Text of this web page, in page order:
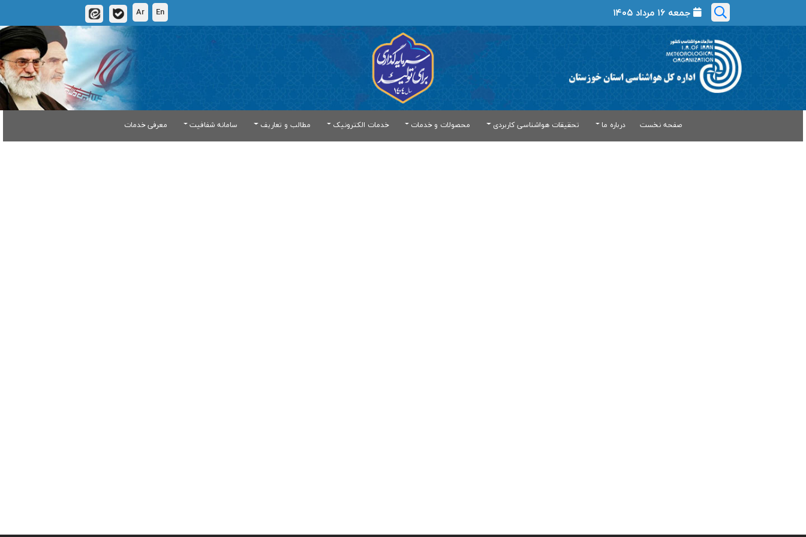
جمعه ۱۶ مرداد ۱۴۰۵ En
Ar
صفحه نخست درباره ما تحقیقات هواشناسی کاربردی محصولات و خدمات خدمات الکترونیک مطالب و تعاریف سامانه شفافیت معرفی خدمات